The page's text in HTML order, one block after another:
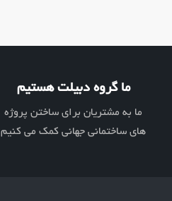
ما گروه دبیلت هستیم
ما به مشتریان برای ساختن پروژه
های ساختمانی جهانی کمک می کنیم